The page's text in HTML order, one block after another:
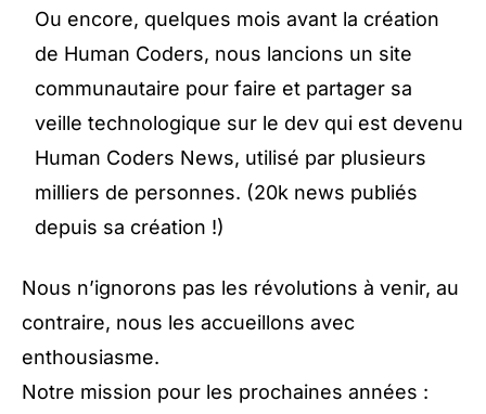
Ou encore, quelques mois avant la création
de Human Coders, nous lancions un site
communautaire pour faire et partager sa
veille technologique sur le dev qui est devenu
Human Coders News, utilisé par plusieurs
milliers de personnes. (20k news publiés
depuis sa création !)
Nous n’ignorons pas les révolutions à venir, au
contraire, nous les accueillons avec
enthousiasme.
Notre mission pour les prochaines années :